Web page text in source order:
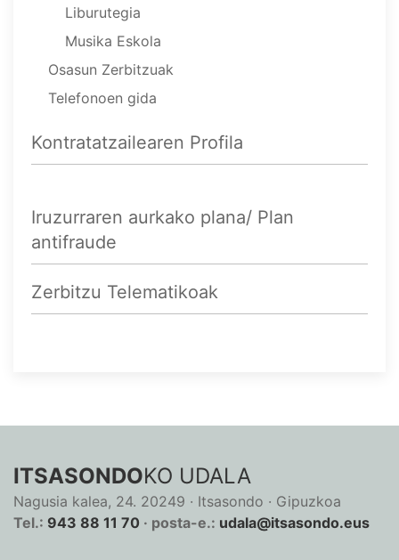
Liburutegia
Musika Eskola
Osasun Zerbitzuak
Telefonoen gida
Kontratatzailearen Profila
Iruzurraren aurkako plana/ Plan
antifraude
Zerbitzu Telematikoak
ITSASONDOKO UDALA
Nagusia kalea, 24. 20249 · Itsasondo · Gipuzkoa
Tel.: 943 88 11 70 · posta-e.: udala@itsasondo.eus